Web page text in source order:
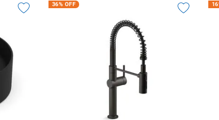
36% OFF